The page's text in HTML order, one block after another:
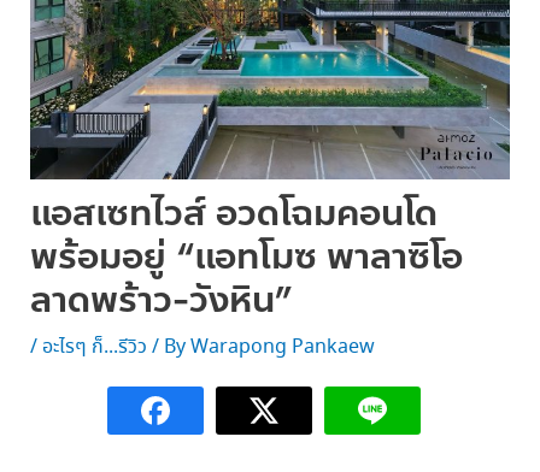
แอสเซทไวส์ อวดโฉมคอนโด
พร้อมอยู่ “แอทโมซ พาลาซิโอ
ลาดพร้าว-วังหิน”
/ อะไรๆ ก็...รีวิว / ByWarapong Pankaew